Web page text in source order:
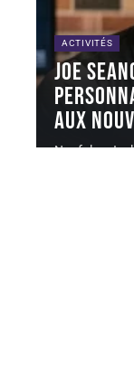
ACTIVITÉS
Joe
aux
Nuufolau Joel